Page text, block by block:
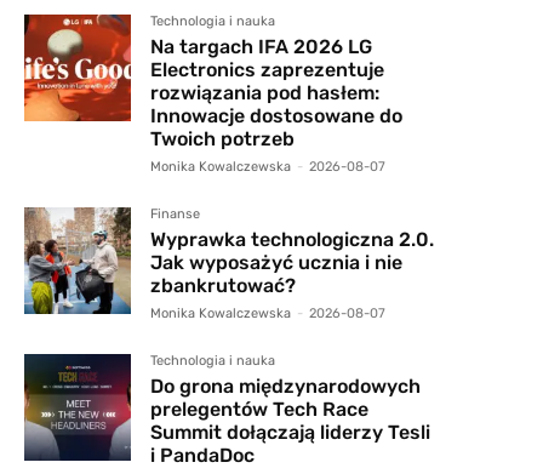
Technologia i nauka
Na targach IFA 2026 LG
Electronics zaprezentuje
rozwiązania pod hasłem:
Innowacje dostosowane do
Twoich potrzeb
Monika Kowalczewska - 2026-08-07
Finanse
Wyprawka technologiczna 2.0.
Jak wyposażyć ucznia i nie
zbankrutować?
Monika Kowalczewska - 2026-08-07
Technologia i nauka
Do grona międzynarodowych
prelegentów Tech Race
Summit dołączają liderzy Tesli
i PandaDoc